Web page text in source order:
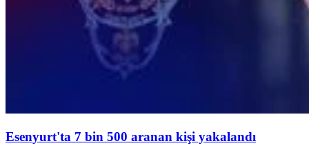
Esenyurt'ta 7 bin 500 aranan kişi yakalandı